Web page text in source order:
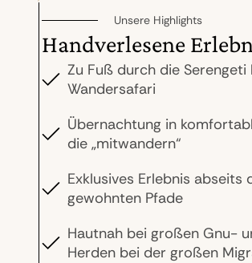
Unsere Highlights
Handverlesene
Zu Fuß durch die Serengeti
Wandersafari
Übernachtung in
die „mitwandern“
Exklusives Erlebnis abseits
gewohnten Pfade
Hautnah bei großen Gnu-
Herden bei der großen